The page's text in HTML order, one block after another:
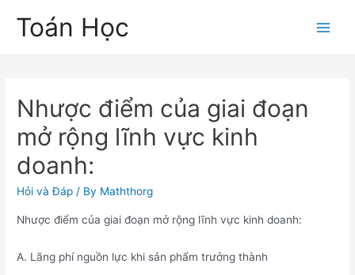
Toán Học
Nhược điểm của giai đoạn
mở rộng lĩnh vực kinh
doanh:
Hỏi và Đáp / By Maththorg
Nhược điểm của giai đoạn mở rộng lĩnh vực kinh doanh:
A. Lãng phí nguồn lực khi sản phẩm trưởng thành